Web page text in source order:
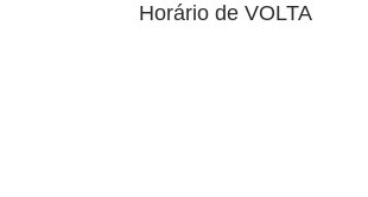
Horário de VOLTA